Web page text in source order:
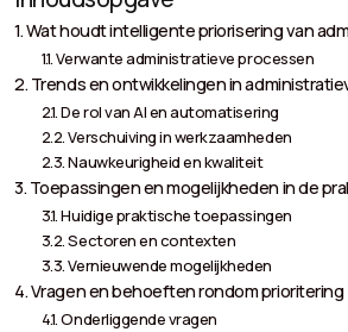
Wat houdt intelligente priorisering van
Verwante administratieve processen
Trends en ontwikkelingen in
De rol van AI en automatisering
Verschuiving in werkzaamheden
Nauwkeurigheid en kwaliteit
Toepassingen en mogelijkheden in de
Huidige praktische toepassingen
Sectoren en contexten
Vernieuwende mogelijkheden
Vragen en behoeften rondom prioritering
Onderliggende vragen